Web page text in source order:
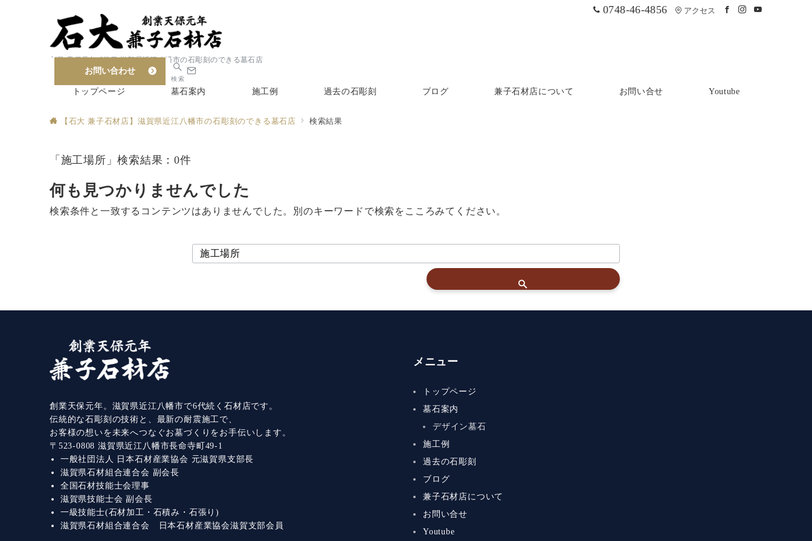
0748-46-4856 アクセス
創業 天保元年 6代目 滋賀県近江八幡市の石彫刻のできる墓石店
お問い合わせ
検索
トップページ 墓石案内 施工例 過去の石彫刻 ブログ 兼子石材店について お問い合せ Youtube
【石大 兼子石材店】滋賀県近江八幡市の石彫刻のできる墓石店 検索結果
「施工場所」検索結果：0件
何も見つかりませんでした
検索条件と一致するコンテンツはありませんでした。別のキーワードで検索をこころみてください。
検
索：
創業天保元年。滋賀県近江八幡市で6代続く石材店です。
伝統的な石彫刻の技術と、最新の耐震施工で、
お客様の想いを未来へつなぐお墓づくりをお手伝いします。
〒523-0808 滋賀県近江八幡市長命寺町49-1
一般社団法人 日本石材産業協会 元滋賀県支部長
滋賀県石材組合連合会 副会長
全国石材技能士会理事
滋賀県技能士会 副会長
一級技能士(石材加工・石積み・石張り)
滋賀県石材組合連合会 日本石材産業協会滋賀支部会員
メニュー
トップページ
墓石案内
デザイン墓石
施工例
過去の石彫刻
ブログ
兼子石材店について
お問い合せ
Youtube